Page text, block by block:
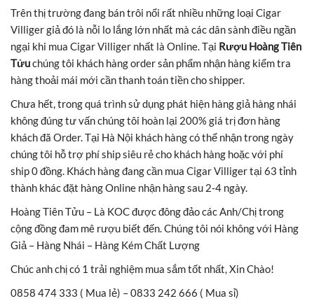
Trên thị trường đang bán trôi nổi rất nhiều những loại Cigar
Villiger giả đó là nỗi lo lắng lớn nhất mà các dân sành điều ngần
ngại khi mua Cigar Villiger nhất là Online. Tại Rượu Hoàng Tiên
Tửuchúng tôi khách hàng order sản phẩm nhận hàng kiểm tra
hàng thoải mái mới cần thanh toán tiền cho shipper.
Chưa hết, trong quá trình sử dụng phát hiện hàng giả hàng nhái
không đúng tư vấn chúng tôi hoàn lại 200% giá trị đơn hàng
khách đã Order. Tại Hà Nội khách hàng có thể nhận trong ngày
chúng tôi hỗ trợ phí ship siêu rẻ cho khách hàng hoặc với phí
ship 0 đồng. Khách hàng đang cần mua Cigar Villiger tại 63 tỉnh
thành khác đặt hàng Online nhận hàng sau 2-4 ngày.
Hoàng Tiên Tửu – Là KOC được đông đảo các Anh/Chị trong
cộng đồng đam mê rượu biết đến. Chúng tôi nói không với Hàng
Giả – Hàng Nhái – Hàng Kém Chất Lượng
Chúc anh chị có 1 trải nghiệm mua sắm tốt nhất, Xin Chào!
0858 474 333 ( Mua lẻ) – 0833 242 666 ( Mua sỉ)